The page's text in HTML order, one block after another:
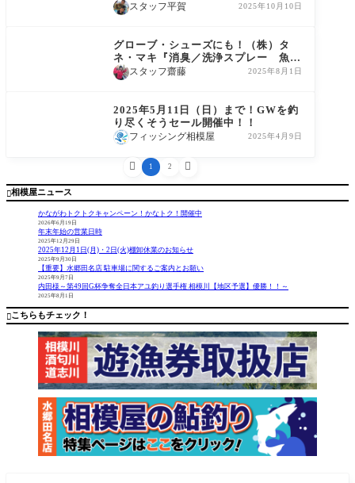
スタッフ平賀 2025年10月10日
グローブ・シューズにも！（株）タ
ネ・マキ『消臭／洗浄スプレー 魚臭
撃退』スタッフ齋藤 2025年8月1日
2025年5月11日（日）まで！GWを釣
り尽くそうセール開催中！！
フィッシング相模屋 2025年4月9日
 1 2 
相模屋ニュース
かながわトクトクキャンペーン！かなトク！開催中
2026年6月19日
年末年始の営業日時
2025年12月29日
2025年12月1日(月)・2日(火)棚卸休業のお知らせ
2025年9月30日
【重要】水郷田名店 駐車場に関するご案内とお願い
2025年9月7日
内田様～第49回G杯争奪全日本アユ釣り選手権 相模川【地区予選】優勝！！～
2025年8月1日
こちらもチェック！